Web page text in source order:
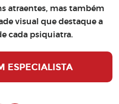
atraentes, mas também
visual que destaque a
cada psiquiatra.
ESPECIALISTA